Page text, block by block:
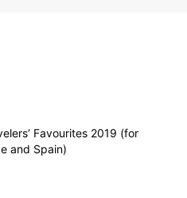
Favourites 2019 (for
and Spain)